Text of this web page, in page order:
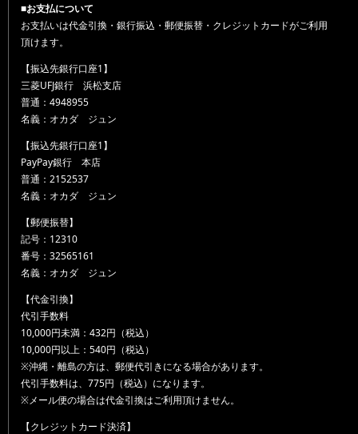
■お支払について
お支払いは代金引換・銀行振込・郵便振替・クレジットカードがご利用
頂けます。
【振込先銀行口座1】
三菱UFJ銀行 浜松支店
普通：4948955
名義：オカダ ジュン
【振込先銀行口座1】
PayPay銀行 本店
普通：2152537
名義：オカダ ジュン
【郵便振替】
記号：12310
番号：32565161
名義：オカダ ジュン
【代金引換】
代引手数料
10,000円未満：432円（税込）
10,000円以上：540円（税込）
※沖縄・離島の方は、郵便代引きになる場合があります。
代引手数料は、775円（税込）になります。
※メール便の場合は代金引換はご利用頂けません。
【クレジットカード決済】